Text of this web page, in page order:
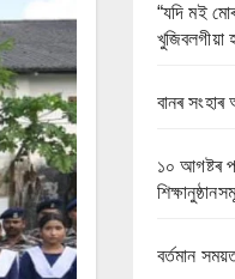
“যদি মই মোৰ
খুজিবলগীয়া
বানৰ
১০ আগষ্টৰ
বৰ্তমান